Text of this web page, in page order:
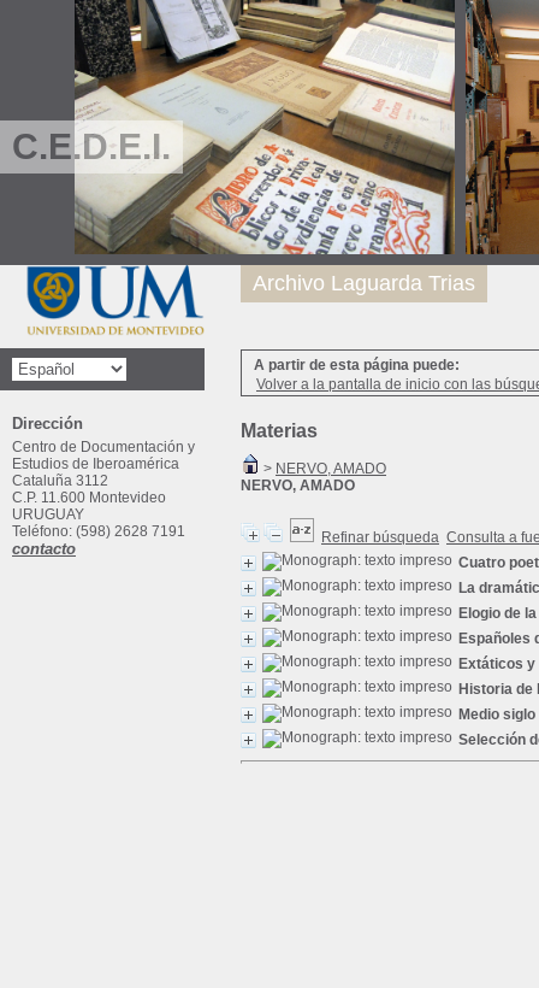
C.E.D.E.I.
A partir de esta página puede:
Volver a la pantalla de inicio con las
Materias
> NERVO, AMADO
NERVO, AMADO
Refinar búsqueda Consulta a
Cuatro
La
Elogio de
Españoles
Extáticos
Historia de
Medio
Selección
Archivo Laguarda Trias
Dirección
Centro de Documentación y
Estudios de Iberoamérica
Cataluña 3112
C.P. 11.600 Montevideo
URUGUAY
Teléfono: (598) 2628 7191
contacto